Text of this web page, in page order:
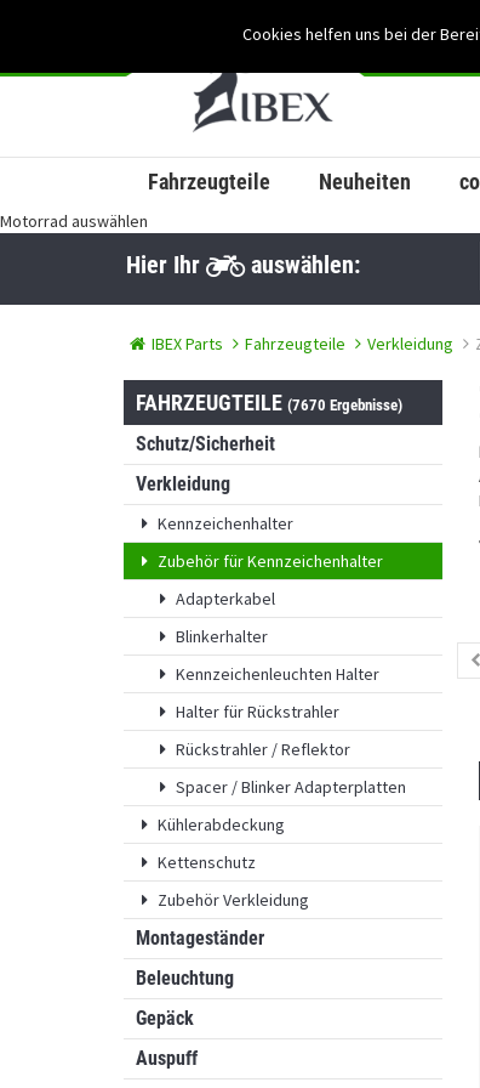
Cookies helfen uns bei der
Fahrzeugteile Neuheiten
Motorrad auswählen
Hier Ihr auswählen:
IBEX Parts Fahrzeugteile Verkleidung
FAHRZEUGTEILE (7670 Ergebnisse)
Schutz/Sicherheit
Verkleidung
Kennzeichenhalter
Zubehör für Kennzeichenhalter
Adapterkabel
Blinkerhalter
Kennzeichenleuchten Halter
Halter für Rückstrahler
Rückstrahler / Reflektor
Spacer / Blinker Adapterplatten
Kühlerabdeckung
Kettenschutz
Zubehör Verkleidung
Montageständer
Beleuchtung
Gepäck
Auspuff